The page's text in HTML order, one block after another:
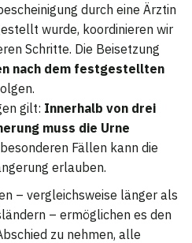
durch eine Ärztin
wurde, koordinieren wir
Schritte. Die Beisetzung
nach dem festgestellten
gilt: Innerhalb von drei
muss die Urne
Fällen kann die
erlauben.
– vergleichsweise länger als
– ermöglichen es den
zu nehmen, alle